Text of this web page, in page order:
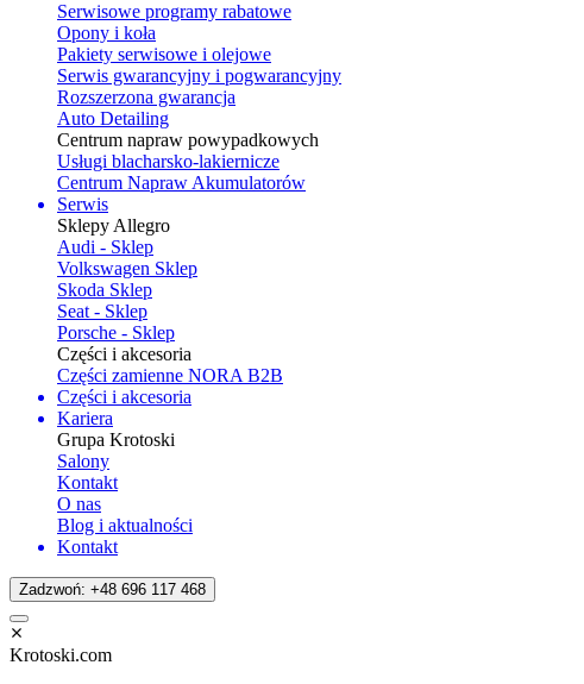
Serwisowe programy rabatowe
Opony i koła
Pakiety serwisowe i olejowe
Serwis gwarancyjny i pogwarancyjny
Rozszerzona gwarancja
Auto Detailing
Centrum napraw powypadkowych
Usługi blacharsko-lakiernicze
Centrum Napraw Akumulatorów
Serwis
Sklepy Allegro
Audi - Sklep
Volkswagen Sklep
Skoda Sklep
Seat - Sklep
Porsche - Sklep
Części i akcesoria
Części zamienne NORA B2B
Części i akcesoria
Kariera
Grupa Krotoski
Salony
Kontakt
O nas
Blog i aktualności
Kontakt
Zadzwoń: +48 696 117 468
Krotoski.com